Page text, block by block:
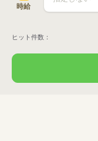
時給
ヒット件数：